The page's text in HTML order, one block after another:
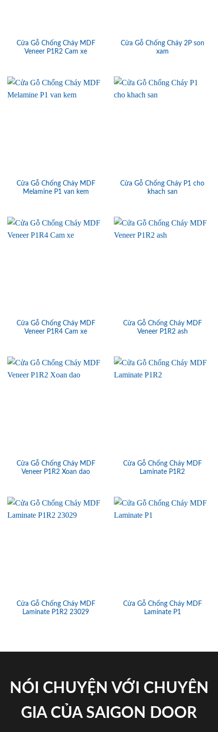
Cửa Gỗ Chống Cháy MDF
Veneer P1R2 Cam xe
Cửa Gỗ Chống Cháy 2P son
xam
Cửa Gỗ Chống Cháy MDF
Melamine P1 van kem
Cửa Gỗ Chống Cháy P1 cho
khach san
Cửa Gỗ Chống Cháy MDF
Veneer P1R4 Cam xe
Cửa Gỗ Chống Cháy MDF
Veneer P1R2 ash
Cửa Gỗ Chống Cháy MDF
Veneer P1R2 Xoan dao
Cửa Gỗ Chống Cháy MDF
Laminate P1R2
Cửa Gỗ Chống Cháy MDF
Laminate P1R2 23029
Cửa Gỗ Chống Cháy MDF
Laminate P1
NÓI CHUYỆN VỚI CHUYÊN
GIA CỦA SAIGON DOOR